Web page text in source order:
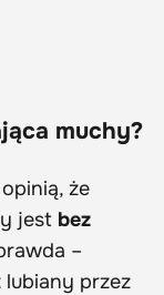
muchy?
że
jest bez
–
lubiany przez